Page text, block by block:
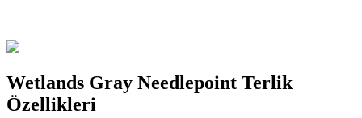
Wetlands Gray Needlepoint Terlik
Özellikleri